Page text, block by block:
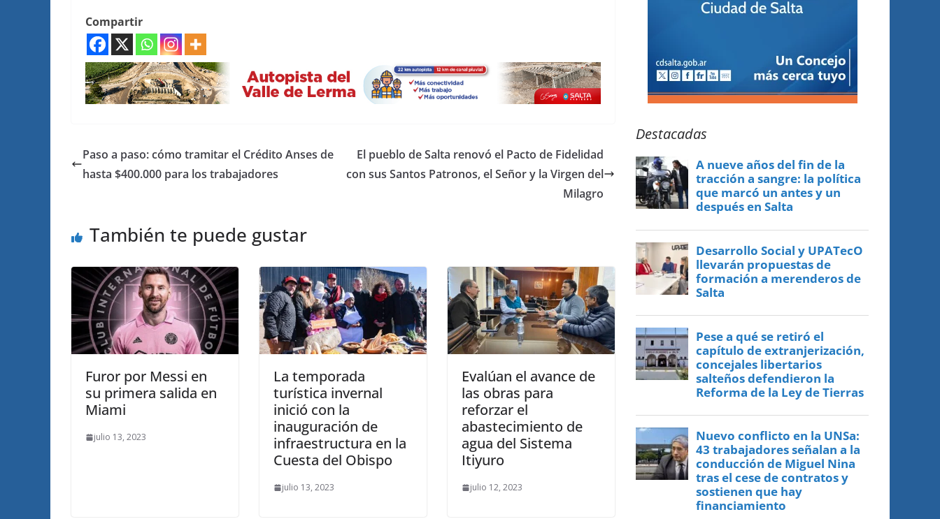
Compartir
Paso a paso: cómo tramitar el Crédito Anses de
hasta $400.000 para los trabajadores
El pueblo de Salta renovó el Pacto de Fidelidad
con sus Santos Patronos, el Señor y la Virgen del
Milagro
También te puede gustar
Furor por Messi en
su primera salida en
Miami
julio 13, 2023
La temporada
turística invernal
inició con la
inauguración de
infraestructura en la
Cuesta del Obispo
julio 13, 2023
Evalúan el avance de
las obras para
reforzar el
abastecimiento de
agua del Sistema
Itiyuro
julio 12, 2023
Destacadas